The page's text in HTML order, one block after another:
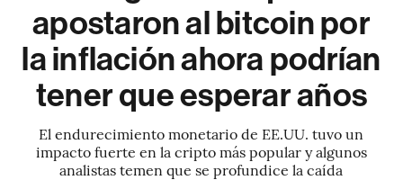
apostaron al bitcoin por
la inflación ahora podrían
tener que esperar años
El endurecimiento monetario de EE.UU. tuvo un
impacto fuerte en la cripto más popular y algunos
analistas temen que se profundice la caída